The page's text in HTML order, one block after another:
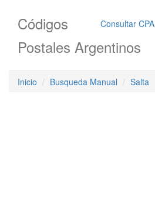
Consultar CPA
Códigos
Postales Argentinos
Inicio Busqueda Manual Salta